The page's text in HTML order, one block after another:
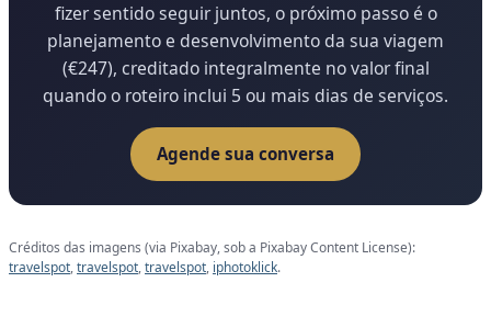
fizer sentido seguir juntos, o próximo passo é o
planejamento e desenvolvimento da sua viagem
(€247), creditado integralmente no valor final
quando o roteiro inclui 5 ou mais dias de serviços.
Agende sua conversa
Créditos das imagens (via Pixabay, sob a Pixabay Content License):
travelspot,travelspot,travelspot, iphotoklick.